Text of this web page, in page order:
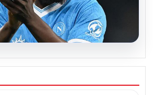
Lukaku transferini
korkulu rüyası